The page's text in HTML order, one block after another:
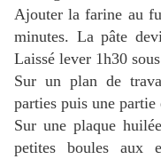
Ajouter la farine au
minutes. La pâte
Laissé lever 1h30
Sur un plan de
parties puis une
Sur une plaque
petites boules aux